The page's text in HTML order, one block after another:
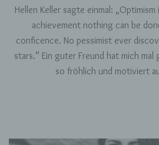
Hellen Keller sagte einmal:
achievement nothing can be
conficence. No pessimist ever
stars.“ Ein guter Freund hat mich
so fröhlich und motiviert
Verarbeitung
Verantwortlicher oder für die
Verantwortlicher ist die
juristische Person,
andere Stelle, die allein oder